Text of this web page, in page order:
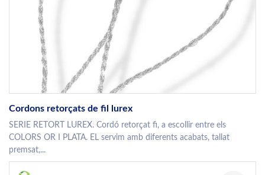
Cordons retorçats de fil lurex
SERIE RETORT LUREX. Cordó retorçat fi, a escollir entre els
COLORS OR I PLATA. EL servim amb diferents acabats, tallat
premsat,...